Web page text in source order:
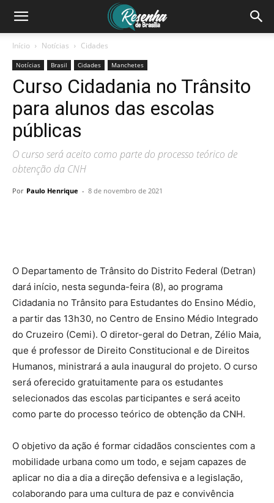
Início Notícias Cidades
Notícias Brasil Cidades Manchetes
Curso Cidadania no Trânsito
para alunos das escolas
públicas
O curso será aceito como parte do processo teórico de
obtenção da CNH
Por Paulo Henrique - 8 de novembro de 2021
O Departamento de Trânsito do Distrito Federal (Detran)
dará início, nesta segunda-feira (8), ao programa
Cidadania no Trânsito para Estudantes do Ensino Médio,
a partir das 13h30, no Centro de Ensino Médio Integrado
do Cruzeiro (Cemi). O diretor-geral do Detran, Zélio Maia,
que é professor de Direito Constitucional e de Direitos
Humanos, ministrará a aula inaugural do projeto. O curso
será oferecido gratuitamente para os estudantes
selecionados das escolas participantes e será aceito
como parte do processo teórico de obtenção da CNH.
O objetivo da ação é formar cidadãos conscientes com a
mobilidade urbana como um todo, e sejam capazes de
aplicar no dia a dia a direção defensiva e a legislação,
colaborando para uma cultura de paz e convivência